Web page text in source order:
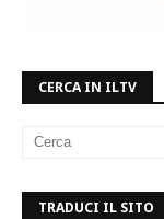
CERCA IN ILTV
TRADUCI IL SITO